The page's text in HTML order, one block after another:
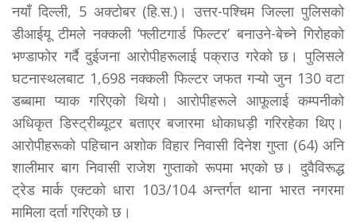
नयाँ दिल्ली, 5 अक्टोबर (हि.स.)। उत्तर-पश्चिम जिल्ला पुलिसको
डीआईयू टीमले नक्कली ‘फ्लीटगार्ड फिल्टर’ बनाउने-बेच्ने गिरोहको
भण्डाफोर गर्दै दुईजना आरोपीहरूलाई पक्राउ गरेको छ। पुलिसले
घटनास्थलबाट 1,698 नक्कली फिल्टर जफत गऱ्यो जुन 130 वटा
डब्बामा प्याक गरिएको थियो। आरोपीहरूले आफूलाई कम्पनीको
अधिकृत डिस्ट्रीब्यूटर बताएर बजारमा धोकाधड़ी गरिरहेका थिए।
आरोपीहरूको पहिचान अशोक विहार निवासी दिनेश गुप्ता (64) अनि
शालीमार बाग निवासी राजेश गुप्ताको रूपमा भएको छ। दुवैविरूद्ध
ट्रेड मार्क एक्टको धारा 103/104 अन्तर्गत थाना भारत नगरमा
मामिला दर्ता गरिएको छ।